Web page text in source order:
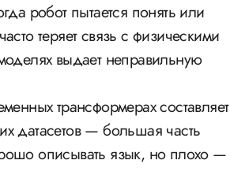
робот пытается понять или
теряет связь с физическими
выдает неправильную
трансформерах составляет
датасетов — большая часть
описывать язык, но плохо —